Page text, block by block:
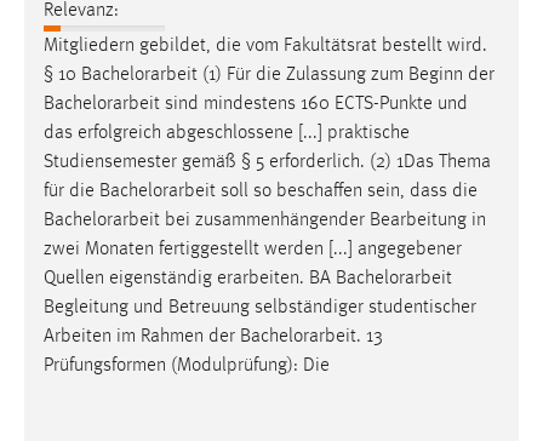
Relevanz:
Mitgliedern gebildet, die vom Fakultätsrat bestellt wird.
§ 10 Bachelorarbeit (1) Für die Zulassung zum Beginn der
Bachelorarbeit sind mindestens 160 ECTS-Punkte und
das erfolgreich abgeschlossene [...] praktische
Studiensemester gemäß § 5 erforderlich. (2) 1Das Thema
für die Bachelorarbeit soll so beschaffen sein, dass die
Bachelorarbeit bei zusammenhängender Bearbeitung in
zwei Monaten fertiggestellt werden [...] angegebener
Quellen eigenständig erarbeiten. BA Bachelorarbeit
Begleitung und Betreuung selbständiger studentischer
Arbeiten im Rahmen der Bachelorarbeit. 13
Prüfungsformen (Modulprüfung): Die